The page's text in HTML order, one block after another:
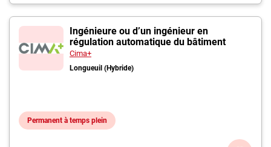
Ingénieure ou d’un ingénieur en
régulation automatique du bâtiment
Cima+
Longueuil (Hybride)
Permanent à temps plein